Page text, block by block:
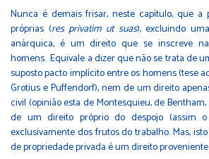
Nunca é demais frisar, neste capítulo, que a
próprias (res privatim ut suas), excluindo
anárquica, é um direito que se inscreve
homens. Equivale a dizer que não se trata de
suposto pacto implícito entre os homens (tese
Grotius e Puffendorf), nem de um direito
civil (opinião esta de Montesquieu, de
de um direito próprio do despojo (assim
exclusivamente dos frutos do trabalho. Mas,
de propriedade privada é um direito